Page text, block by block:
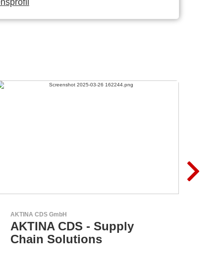
Özdisan Elektronik A.S.
Partner für Lösungen mit
elektronischen